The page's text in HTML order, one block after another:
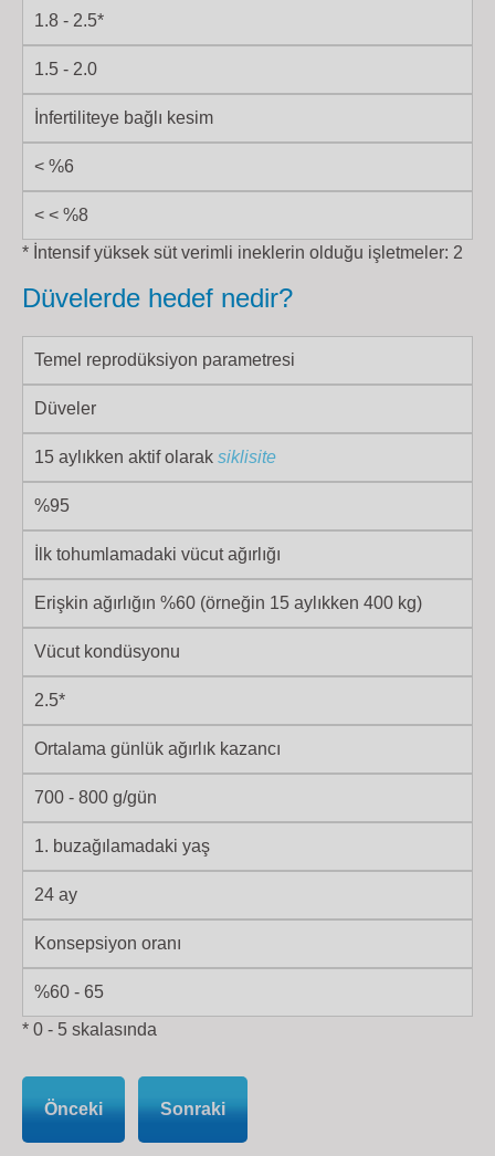
1.8 - 2.5*
1.5 - 2.0
İnfertiliteye bağlı kesim
< %6
< < %8
* İntensif yüksek süt verimli ineklerin olduğu işletmeler: 2
Düvelerde hedef nedir?
Temel reprodüksiyon parametresi
Düveler
15 aylıkken aktif olarak siklisite
%95
İlk tohumlamadaki vücut ağırlığı
Erişkin ağırlığın %60 (örneğin 15 aylıkken 400 kg)
Vücut kondüsyonu
2.5*
Ortalama günlük ağırlık kazancı
700 - 800 g/gün
1. buzağılamadaki yaş
24 ay
Konsepsiyon oranı
%60 - 65
* 0 - 5 skalasında
Önceki Sonraki